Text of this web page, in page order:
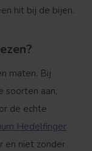
hit bij de bijen.
maten. Bij
soorten aan,
de echte
Hedelfinger
en niet zonder